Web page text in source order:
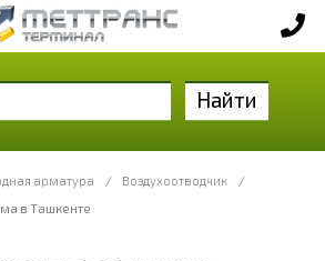
Найти
арматура / Воздухоотводчик
/
в Ташкенте